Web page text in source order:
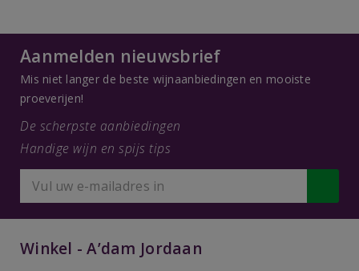
Aanmelden nieuwsbrief
Mis niet langer de beste wijnaanbiedingen en mooiste
proeverijen!
De scherpste aanbiedingen
Handige wijn en spijs tips
Winkel - A’dam Jordaan